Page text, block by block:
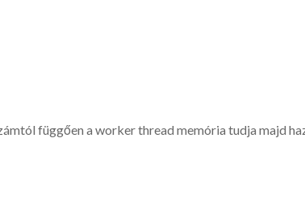
függően a worker thread memória tudja majd